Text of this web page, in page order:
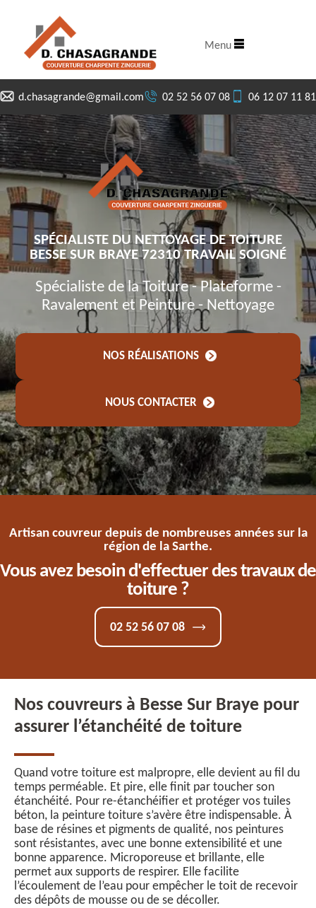
d.chasagrande@gmail.com 02 52 56 07 08 06 12 07 11 81
Menu
SPÉCIALISTE DU NETTOYAGE DE TOITURE
BESSE SUR BRAYE 72310 TRAVAIL SOIGNÉ
Spécialiste de la Toiture - Plateforme -
Ravalement et Peinture - Nettoyage
NOS RÉALISATIONS
NOUS CONTACTER
Artisan couvreur depuis de nombreuses années sur la
région de la Sarthe.
Vous avez besoin d'effectuer des travaux de
toiture ?
02 52 56 07 08
Nos couvreurs à Besse Sur Braye pour
assurer l’étanchéité de toiture
Quand votre toiture est malpropre, elle devient au fil du
temps perméable. Et pire, elle finit par toucher son
étanchéité. Pour re-étanchéifier et protéger vos tuiles
béton, la peinture toiture s’avère être indispensable. À
base de résines et pigments de qualité, nos peintures
sont résistantes, avec une bonne extensibilité et une
bonne apparence. Microporeuse et brillante, elle
permet aux supports de respirer. Elle facilite
l’écoulement de l’eau pour empêcher le toit de recevoir
des dépôts de mousse ou de se décoller.